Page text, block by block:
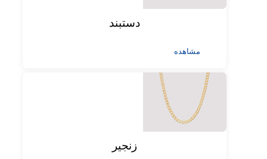
دستبند
مشاهده
زنجیر